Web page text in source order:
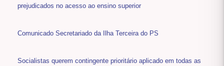
prejudicados no acesso ao ensino superior
Comunicado Secretariado da Ilha Terceira do PS
Socialistas querem contingente prioritário aplicado em todas as